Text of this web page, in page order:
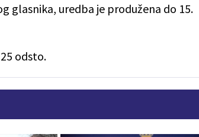
glasnika, uredba je produžena do 15.
odsto.